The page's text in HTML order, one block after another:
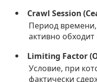
Crawl Session
Период времени,
активно обходит
Limiting Factor
Условие, при
фактически